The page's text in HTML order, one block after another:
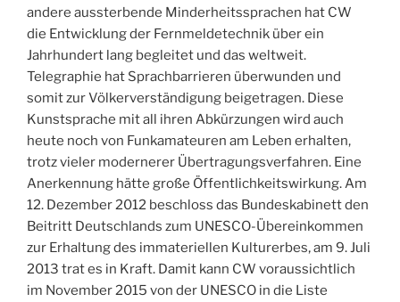
andere aussterbende Minderheitssprachen hat CW
die Entwicklung der Fernmeldetechnik über ein
Jahrhundert lang begleitet und das weltweit.
Telegraphie hat Sprachbarrieren überwunden und
somit zur Völkerverständigung beigetragen. Diese
Kunstsprache mit all ihren Abkürzungen wird auch
heute noch von Funkamateuren am Leben erhalten,
trotz vieler modernerer Übertragungsverfahren. Eine
Anerkennung hätte große Öffentlichkeitswirkung. Am
12. Dezember 2012 beschloss das Bundeskabinett den
Beitritt Deutschlands zum UNESCO-Übereinkommen
zur Erhaltung des immateriellen Kulturerbes‚ am 9. Juli
2013 trat es in Kraft. Damit kann CW voraussichtlich
im November 2015 von der UNESCO in die Liste